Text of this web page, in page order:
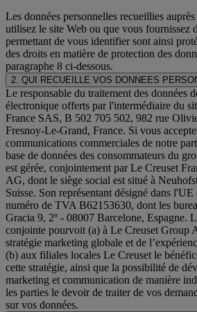
Les données personnelles recueillies
utilisez le site Web ou que vous fournissez
permettant de vous identifier sont ainsi
des droits en matière de protection des
paragraphe 8 ci-dessous.
2. QUI RECUEILLE VOS DONNEES
Le responsable du traitement des données
électronique offerts par l'intermédiaire du
France SAS, B 502 705 502, 982 rue
Fresnoy-Le-Grand, France. Si vous
communications commerciales de notre
base de données des consommateurs du
est gérée, conjointement par Le Creuset
AG, dont le siège social est situé à
Suisse. Son représentant désigné dans
numéro de TVA B62153630, dont les
Gracia 9, 2º - 08007 Barcelone, Espagne.
conjointe pourvoit (a) à Le Creuset Group
stratégie marketing globale et de
(b) aux filiales locales Le Creuset le
cette stratégie, ainsi que la possibilité de
marketing et communication de manière
les parties le devoir de traiter de vos
sur vos données.